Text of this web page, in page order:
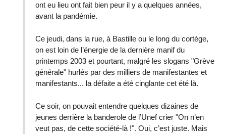
ont eu lieu ont fait bien peur il y a quelques années,
avant la pandémie.
Ce jeudi, dans la rue, à Bastille ou le long du cortège,
on est loin de l’énergie de la dernière manif du
printemps 2003 et pourtant, malgré les slogans "Grève
générale" hurlés par des milliers de manifestantes et
manifestants... la défaite a été cinglante cet été là.
Ce soir, on pouvait entendre quelques dizaines de
jeunes derrière la banderole de l’Unef crier "On n’en
veut pas, de cette société-là !". Oui, c’est juste. Mais